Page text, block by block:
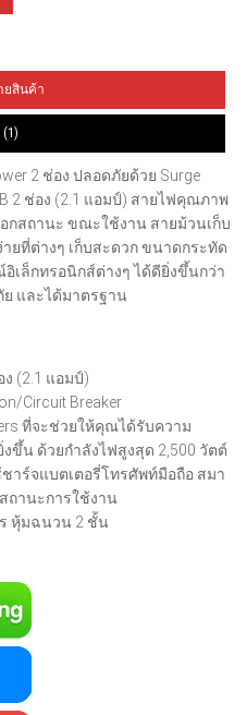
ยสินค้า
2 ช่อง ปลอดภัยด้วย Surge
2 ช่อง (2.1 แอมป์) สายไฟคุณภาพ
กสถานะ ขณะใช้งาน สายม้วนเก็บ
ยที่ต่างๆ เก็บสะดวก ขนาดกระทัด
เล็กทรอนิกส์ต่างๆ ได้ดียิ่งขึ้นกว่า
ย และได้มาตรฐาน
(2.1 แอมป์)
Circuit Breaker
ที่จะช่วยให้คุณได้รับความ
ขึ้น ด้วยกำลังไฟสูงสุด 2,500 วัตต์
าร์จแบตเตอรี่โทรศัพท์มือถือ สมา
ถานะการใช้งาน
หุ้มฉนวน 2 ชั้น